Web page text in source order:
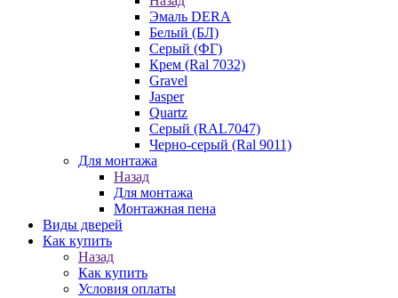
Эмаль DERA
Белый (БЛ)
Серый (ФГ)
Крем (Ral 7032)
Gravel
Jasper
Quartz
Серый (RAL7047)
Черно-серый (Ral 9011)
Для монтажа
Назад
Для монтажа
Монтажная пена
Виды дверей
Как купить
Назад
Как купить
Условия оплаты